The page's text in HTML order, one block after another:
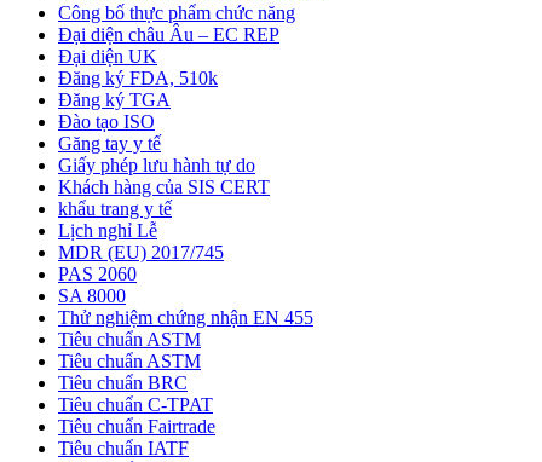
Công bố thực phẩm chức năng
Đại diện châu Âu – EC REP
Đại diện UK
Đăng ký FDA, 510k
Đăng ký TGA
Đào tạo ISO
Găng tay y tế
Giấy phép lưu hành tự do
Khách hàng của SIS CERT
khẩu trang y tế
Lịch nghỉ Lễ
MDR (EU) 2017/745
PAS 2060
SA 8000
Thử nghiệm chứng nhận EN 455
Tiêu chuẩn ASTM
Tiêu chuẩn ASTM
Tiêu chuẩn BRC
Tiêu chuẩn C-TPAT
Tiêu chuẩn Fairtrade
Tiêu chuẩn IATF